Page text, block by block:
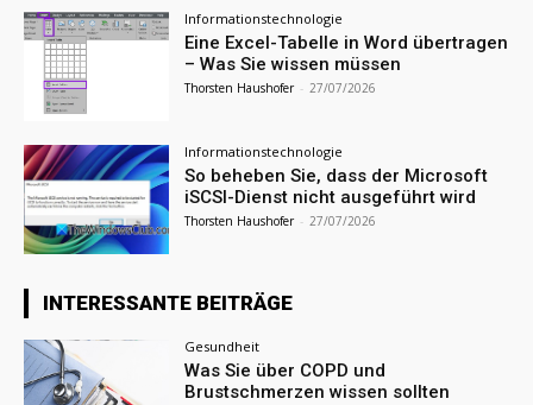
Informationstechnologie
Eine Excel-Tabelle in Word übertragen
– Was Sie wissen müssen
Thorsten Haushofer - 27/07/2026
Informationstechnologie
So beheben Sie, dass der Microsoft
iSCSI-Dienst nicht ausgeführt wird
Thorsten Haushofer - 27/07/2026
INTERESSANTE BEITRÄGE
Gesundheit
Was Sie über COPD und
Brustschmerzen wissen sollten